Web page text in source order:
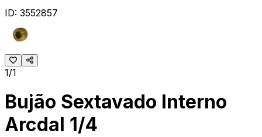
ID: 3552857
1/1
Bujão Sextavado Interno
Arcdal 1/4